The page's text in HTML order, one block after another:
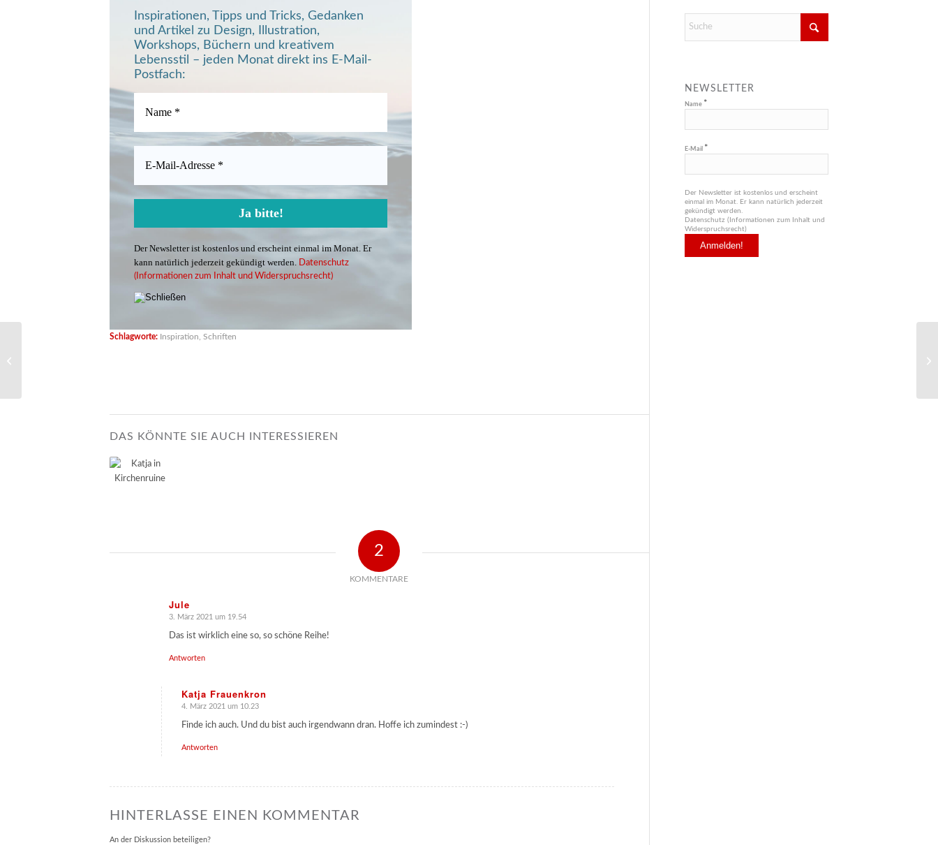
Inspirationen, Tipps und Tricks, Gedanken
und Artikel zu Design, Illustration,
Workshops, Büchern und kreativem
Lebensstil – jeden Monat direkt ins E-Mail-
Postfach:
Der Newsletter ist kostenlos und erscheint einmal im Monat. Er
kann natürlich jederzeit gekündigt werden. Datenschutz
(Informationen zum Inhalt und Widerspruchsrecht)
Schlagworte: Inspiration Schriften
DAS KÖNNTE SIE AUCH INTERESSIEREN
2
KOMMENTARE
Jule
sagte:
3. März 2021 um 19.54
Das ist wirklich eine so, so schöne Reihe!
Antworten
Katja Frauenkron
sagte:
4. März 2021 um 10.23
Finde ich auch. Und du bist auch irgendwann dran. Hoffe ich zumindest :-)
Antworten
HINTERLASSE EINEN KOMMENTAR
An der Diskussion beteiligen?
NEWSLETTER
Name *
E-Mail *
Der Newsletter ist kostenlos und erscheint
einmal im Monat. Er kann natürlich jederzeit
gekündigt werden.
Datenschutz (Informationen zum Inhalt und
Widerspruchsrecht)